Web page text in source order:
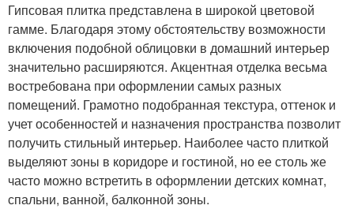
Гипсовая плитка представлена в широкой цветовой
гамме. Благодаря этому обстоятельству возможности
включения подобной облицовки в домашний интерьер
значительно расширяются. Акцентная отделка весьма
востребована при оформлении самых разных
помещений. Грамотно подобранная текстура, оттенок и
учет особенностей и назначения пространства позволит
получить стильный интерьер. Наиболее часто плиткой
выделяют зоны в коридоре и гостиной, но ее столь же
часто можно встретить в оформлении детских комнат,
спальни, ванной, балконной зоны.